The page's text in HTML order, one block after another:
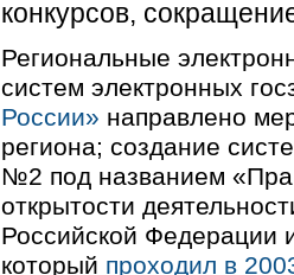
конкурсов,
Региональные
систем электронных
России» направлено
региона; создание
№2 под названием
открытости
Российской Федерации
который проходил в